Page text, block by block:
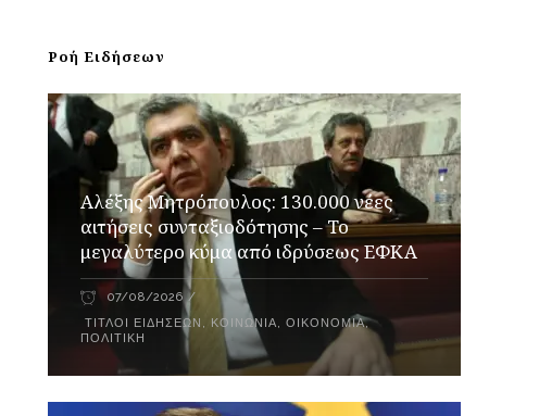
Ροή Ειδήσεων
Αλέξης Μητρόπουλος: 130.000 νέες
αιτήσεις συνταξιοδότησης – Το
μεγαλύτερο κύμα από ιδρύσεως ΕΦΚΑ
07/08/2026
ΤΊΤΛΟΙ ΕΙΔΉΣΕΩΝ , ΚΟΙΝΩΝΊΑ,ΟΙΚΟΝΟΜΊΑ,
ΠΟΛΙΤΙΚΉ